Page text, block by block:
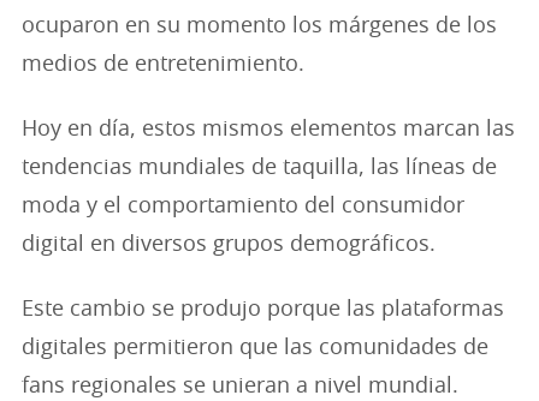
ocuparon en su momento los márgenes de los
medios de entretenimiento.
Hoy en día, estos mismos elementos marcan las
tendencias mundiales de taquilla, las líneas de
moda y el comportamiento del consumidor
digital en diversos grupos demográficos.
Este cambio se produjo porque las plataformas
digitales permitieron que las comunidades de
fans regionales se unieran a nivel mundial.